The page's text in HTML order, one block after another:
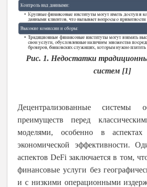
Рис. 1. Недостатки
систем [1]
Децентрализованные системы
преимуществ перед
моделями, особенно в
экономической эффективности.
аспектов DeFi заключается в том,
финансовые услуги без
и с низкими операционными